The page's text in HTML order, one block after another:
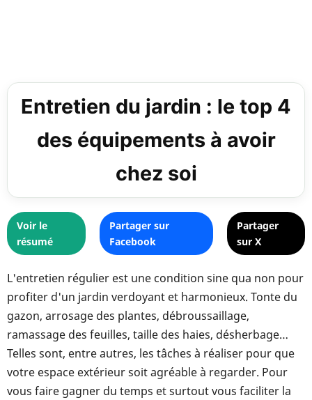
Entretien du jardin : le top 4
des équipements à avoir
chez soi
Voir le
résumé
Partager sur
Facebook
Partager
sur X
L'entretien régulier est une condition sine qua non pour
profiter d'un jardin verdoyant et harmonieux. Tonte du
gazon, arrosage des plantes, débroussaillage,
ramassage des feuilles, taille des haies, désherbage…
Telles sont, entre autres, les tâches à réaliser pour que
votre espace extérieur soit agréable à regarder. Pour
vous faire gagner du temps et surtout vous faciliter la